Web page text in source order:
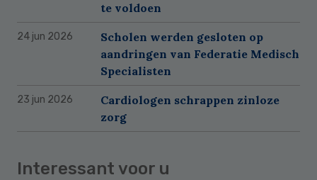
te voldoen
24 jun 2026
Scholen werden gesloten op
aandringen van Federatie Medisch
Specialisten
23 jun 2026
Cardiologen schrappen zinloze
zorg
Interessant voor u